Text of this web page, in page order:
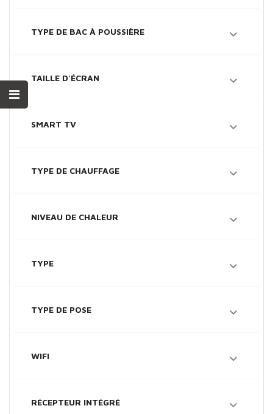
TYPE DE BAC À POUSSIÈRE 
TAILLE D'ÉCRAN 
SMART TV 
TYPE DE CHAUFFAGE 
NIVEAU DE CHALEUR 
TYPE 
TYPE DE POSE 
WIFI 
RÉCEPTEUR INTÉGRÉ 